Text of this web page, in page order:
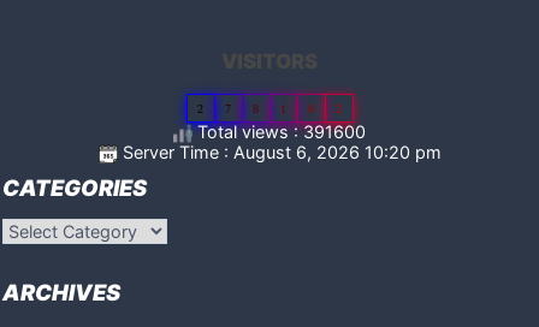
VISITORS
2 7 8 1 0 2
Total views : 391600
Server Time : August 6, 2026 10:20 pm
CATEGORIES
Categories
ARCHIVES